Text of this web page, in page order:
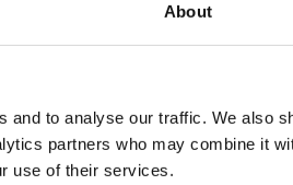
About
and to analyse our traffic. We also
partners who may combine it
use of their services.